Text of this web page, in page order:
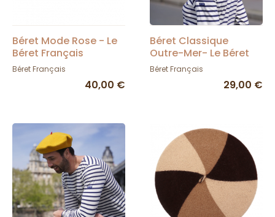
Béret Mode Rose - Le
Béret Français
Béret Français
40,00 €
Béret Classique
Outre-Mer- Le Béret
Français
Béret Français
29,00 €